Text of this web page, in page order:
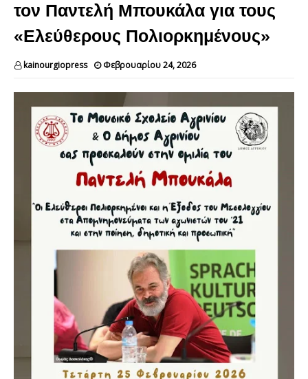
τον Παντελή Μπουκάλα για τους
«Ελεύθερους Πολιορκημένους»
kainourgiopress Φεβρουαρίου 24, 2026